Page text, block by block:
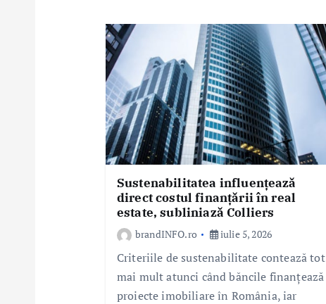
Sustenabilitatea influențează
direct costul finanțării în real
estate, subliniază Colliers
brandINFO.ro iulie 5, 2026
Criteriile de sustenabilitate contează tot
mai mult atunci când băncile finanțează
proiecte imobiliare în România, iar